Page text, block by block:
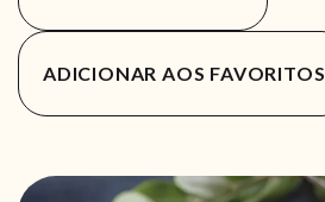
ADICIONAR AOS FAVORITOS